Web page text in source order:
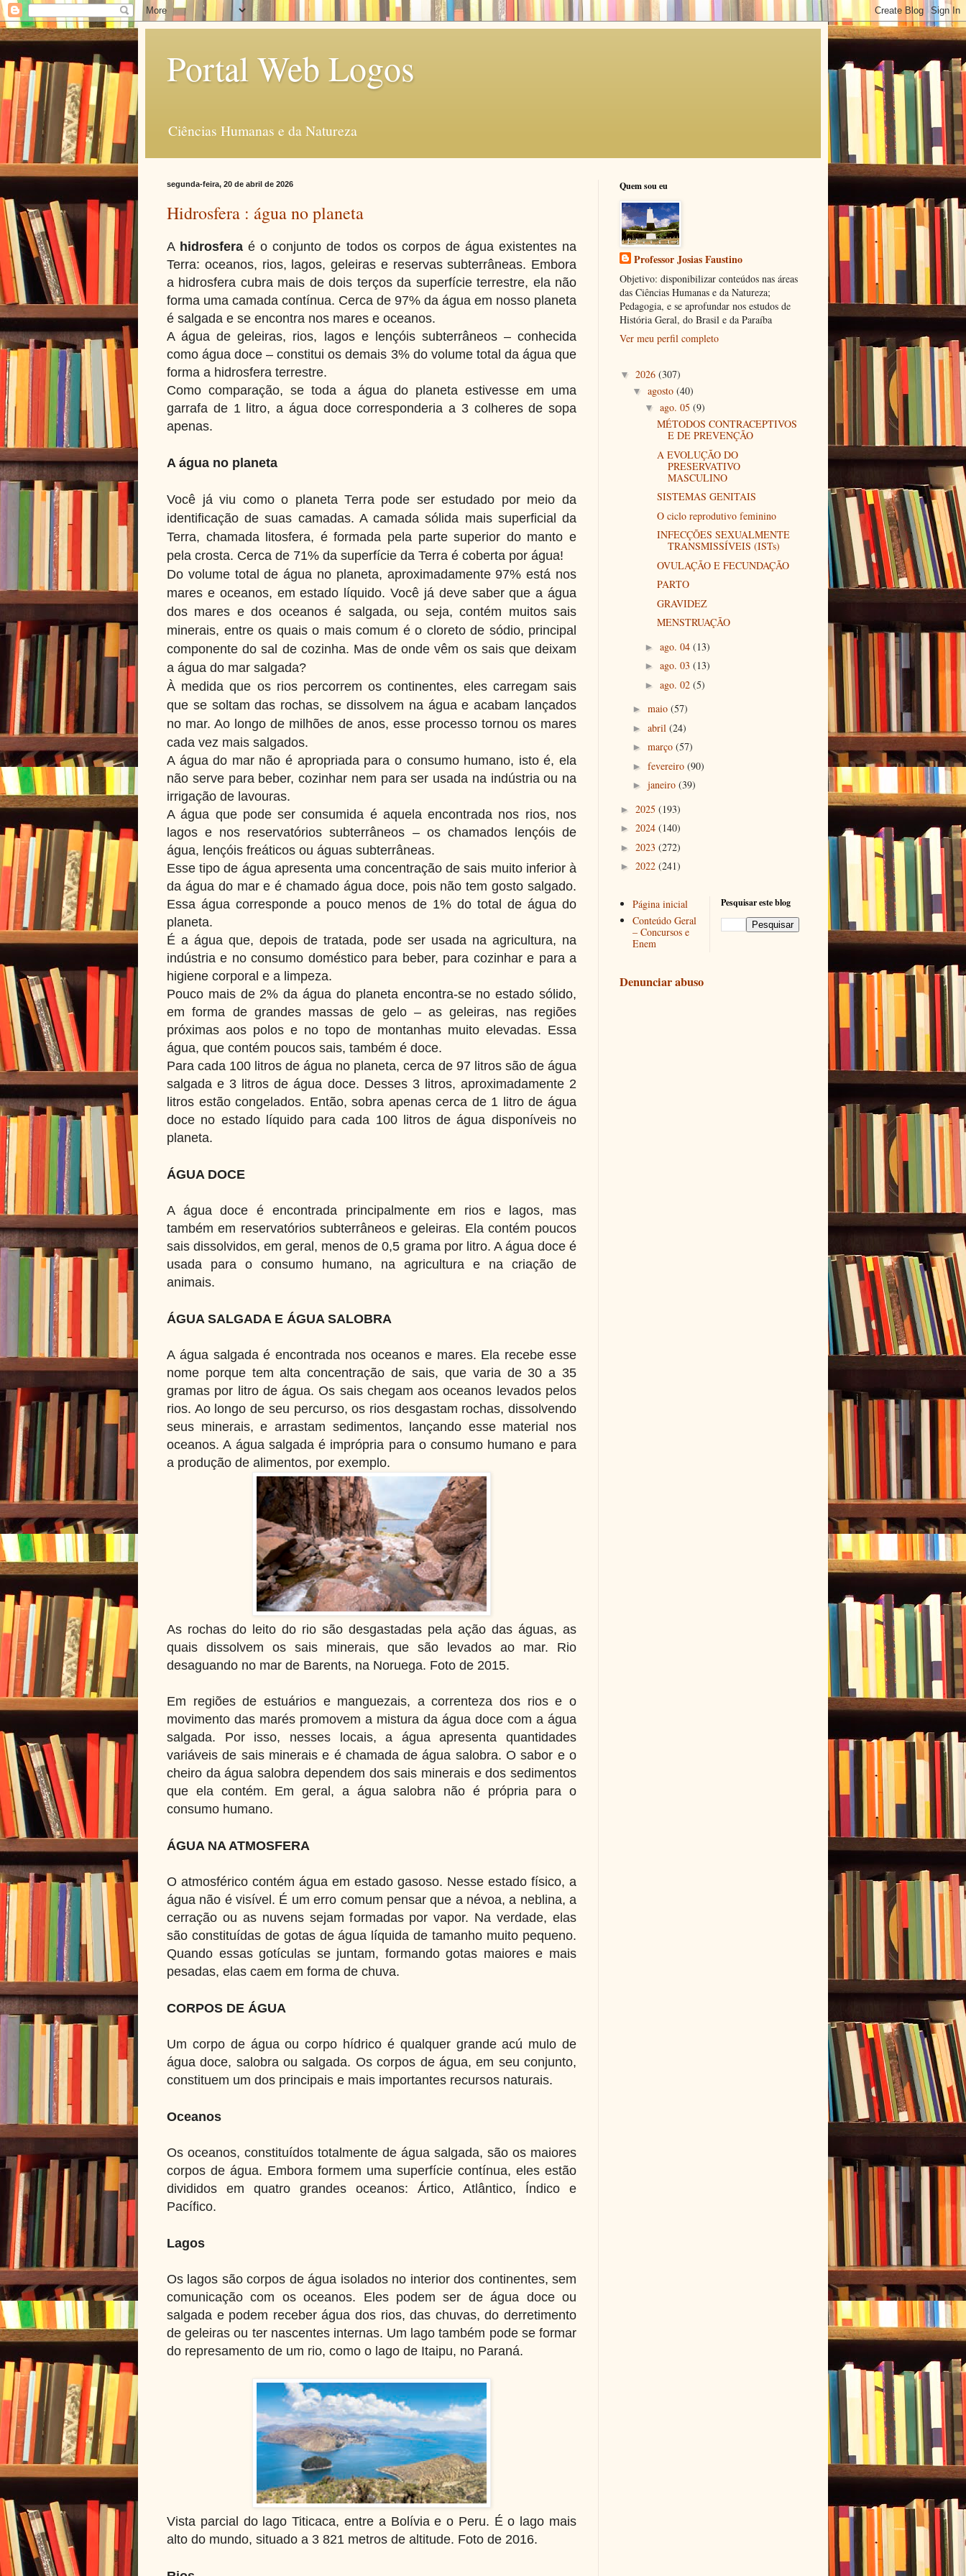
Portal Web Logos
Ciências Humanas e da Natureza
segunda-feira, 20 de abril de 2026
Hidrosfera : água no planeta
A hidrosfera é o conjunto de todos os corpos de água existentes na
Terra: oceanos, rios, lagos, geleiras e reservas subterrâneas. Embora
a hidrosfera cubra mais de dois terços da superfície terrestre, ela não
forma uma camada contínua. Cerca de 97% da água em nosso planeta
é salgada e se encontra nos mares e oceanos.
A água de geleiras, rios, lagos e lençóis subterrâneos – conhecida
como água doce – constitui os demais 3% do volume total da água que
forma a hidrosfera terrestre.
Como comparação, se toda a água do planeta estivesse em uma
garrafa de 1 litro, a água doce corresponderia a 3 colheres de sopa
apenas.
A água no planeta
Você já viu como o planeta Terra pode ser estudado por meio da
identificaçãode suas camadas. A camada sólida mais superficial da
Terra, chamada litosfera, é formada pela parte superior do manto e
pela crosta. Cerca de 71% da superfície da Terra é coberta por água!
Do volume total de água no planeta, aproximadamente 97% está nos
mares e oceanos, em estado líquido. Você já deve saber que a água
dos mares e dos oceanos é salgada, ou seja, contém muitos sais
minerais, entre os quais o mais comum é o cloreto de sódio, principal
componente do sal de cozinha. Mas deonde vêm os sais que deixam
a água do mar salgada?
À medida que os rios percorrem os continentes, eles carregam sais
que se soltam das rochas, se dissolvem na água e acabam lançados
no mar. Ao longode milhões de anos, esse processo tornou os mares
cada vez mais salgados.
A água do mar não é apropriada para o consumo humano, isto é, ela
não serve para beber, cozinhar nem para ser usada na indústria ou na
irrigação de lavouras.
A água que pode ser consumida é aquela encontrada nos rios, nos
lagos e nos reservatórios subterrâneos – os chamados lençóis de
água, lençóis freáticos ou águas subterrâneas.
Esse tipo de água apresenta uma concentração de sais muito inferior à
da água do mar e é chamado água doce, pois não tem gosto salgado.
Essa água corresponde a pouco menos de 1% do total de água do
planeta.
É a água que, depois de tratada, pode ser usada na agricultura, na
indústria e no consumo doméstico para beber, para cozinhar e para a
higiene corporal e a limpeza.
Pouco mais de 2% da água do planeta encontra-se no estado sólido,
em forma de grandes massas de gelo – as geleiras, nas regiões
próximas aos polos e no topo de montanhas muito elevadas. Essa
água, que contém poucos sais, também é doce.
Para cada 100 litros de água no planeta, cerca de 97 litros são de água
salgada e 3 litros de água doce. Desses 3 litros, aproximadamente 2
litros estão congelados. Então, sobra apenas cerca de 1 litro de água
doce no estado líquido para cada 100 litros de água disponíveis no
planeta.
ÁGUA DOCE
A água doce é encontrada principalmente em rios e lagos, mas
também em reservatórios subterrâneos e geleiras. Ela contém poucos
sais dissolvidos, em geral, menos de 0,5 grama por litro. A água doce é
usada para o consumo humano, na agricultura e na criação de
animais.
ÁGUA SALGADA E ÁGUA SALOBRA
A água salgada é encontrada nos oceanos e mares. Ela recebe esse
nome porque tem alta concentração de sais, que varia de 30 a 35
gramas por litro de água. Os sais chegam aos oceanos levados pelos
rios. Ao longo de seu percurso, os rios desgastam rochas, dissolvendo
seus minerais, e arrastam sedimentos, lançando esse material nos
oceanos. A água salgada é imprópria para o consumo humano e para
a produção de alimentos, por exemplo.
As rochas do leito do rio são desgastadas pela ação das águas, as
quais dissolvem os sais minerais, que são levados ao mar. Rio
desaguando no mar de Barents, na Noruega. Foto de 2015.
Em regiões de estuários e manguezais, a correnteza dos rios e o
movimento das marés promovem a mistura da água doce com a água
salgada. Por isso, nesses locais, a água apresenta quantidades
variáveis de sais minerais e é chamada de água salobra. O sabor e o
cheiro da água salobra dependem dos sais minerais e dos sedimentos
que ela contém. Em geral, a água salobra não é própria para o
consumo humano.
ÁGUA NA ATMOSFERA
O atmosférico contém água em estado gasoso. Nesse estado físico, a
água não é visível. É um erro comum pensar que a névoa, a neblina, a
cerração ou as nuvens sejam formadas por vapor. Na verdade, elas
são constituídas de gotas de água líquida de tamanho muito pequeno.
Quando essas gotículas se juntam, formando gotas maiores e mais
pesadas, elas caem em forma de chuva.
CORPOS DE ÁGUA
Um corpo de água ou corpo hídrico é qualquer grande acú mulo de
água doce, salobra ou salgada. Os corpos de água, em seu conjunto,
constituem um dos principais e mais importantes recursos naturais.
Oceanos
Os oceanos, constituídos totalmente de água salgada, são os maiores
corpos de água. Embora formem uma superfície contínua, eles estão
divididos em quatro grandes oceanos: Ártico, Atlântico, Índico e
Pacífico.
Lagos
Os lagos são corpos de água isolados no interior dos continentes, sem
comunicação com os oceanos. Eles podem ser de água doce ou
salgada e podem receber água dos rios, das chuvas, do derretimento
de geleiras ou ter nascentes internas. Um lago também pode se formar
do represamento de um rio, como o lago de Itaipu, no Paraná.
Vista parcial do lago Titicaca, entre a Bolívia e o Peru. É o lago mais
alto do mundo, situado a 3 821 metros de altitude. Foto de 2016.
Quem sou eu
Professor Josias Faustino
Objetivo: disponibilizar conteúdos nas áreas
das Ciências Humanas e da Natureza;
Pedagogia, e se aprofundar nos estudos de
História Geral, do Brasil e da Paraíba
Ver meu perfil completo
▼ 2026 (307)
▼ agosto (40)
▼ ago. 05 (9)
MÉTODOS CONTRACEPTIVOS
E DE PREVENÇÃO
A EVOLUÇÃO DO
PRESERVATIVO
MASCULINO
SISTEMAS GENITAIS
O ciclo reprodutivo feminino
INFECÇÕES SEXUALMENTE
TRANSMISSÍVEIS (ISTs)
OVULAÇÃO E FECUNDAÇÃO
PARTO
GRAVIDEZ
MENSTRUAÇÃO
► ago. 04 (13)
► ago. 03 (13)
► ago. 02 (5)
► maio (57)
► abril (24)
► março (57)
► fevereiro (90)
► janeiro (39)
► 2025 (193)
► 2024 (140)
► 2023 (272)
► 2022 (241)
Página inicial
Conteúdo Geral
– Concursos e
Enem
Pesquisar este blog
Denunciar abuso